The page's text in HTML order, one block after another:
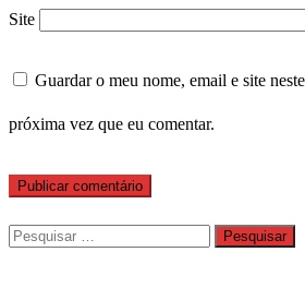
Site
Guardar o meu nome, email e site
próxima vez que eu comentar.
Pesquisar
por: